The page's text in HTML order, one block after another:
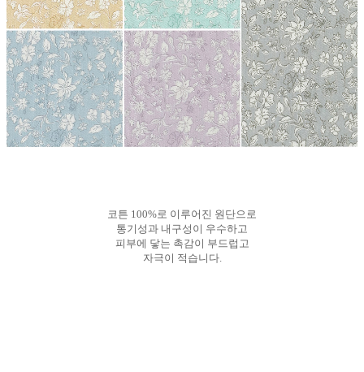
코튼 100%로 이루어진 원단으로
통기성과 내구성이 우수하고
피부에 닿는 촉감이 부드럽고
자극이 적습니다.